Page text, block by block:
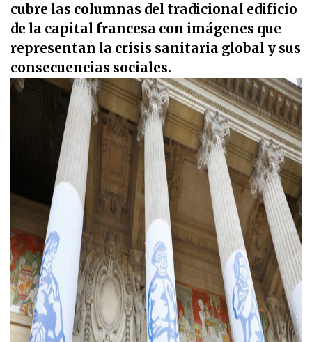
cubre las columnas del tradicional edificio
de la capital francesa con imágenes que
representan la crisis sanitaria global y sus
consecuencias sociales.